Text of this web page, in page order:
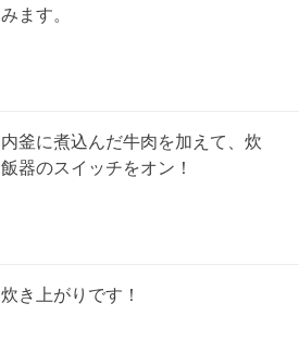
みます。
内釜に煮込んだ牛肉を加えて、炊
飯器のスイッチをオン！
炊き上がりです！